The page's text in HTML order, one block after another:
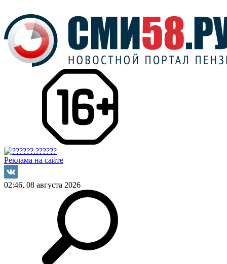
Реклама на сайте
02:46, 08 августа 2026